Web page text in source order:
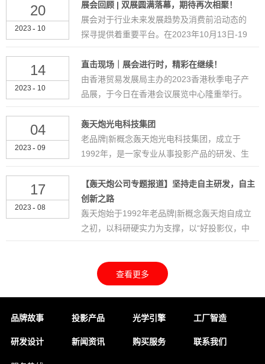
20
2023 - 10
展会回顾 | 双展圆满落幕，期待再次相聚！
展会对于行业未来发展趋势及消费前沿动态的
探寻提供着重要平台。在2023年10月13日-19
会（10/13-16）及第1...
14
2023 - 10
直击现场｜展会进行时，精彩在继续！
由香港贸易发展局主办的2023香港秋季电子产
品展，于今日在香港会议展览中心隆重举行。
展会香港会议展览中心人潮涌动，汇聚了...
04
2023 - 09
轰天炮光电科技集团
老品牌|新概念轰天炮光电科技集团，成立于
1992年，是一家专业从事投影产品的研发、生
炮在江西和苏州拥有两个生产基地，在上...
17
2023 - 08
【轰天炮公司专题报道】坚持走自主研发，自主
创新之路
轰天炮始于1992年老品牌|新概念轰天炮自成立
之初，以科研硬实力为支撑，以“好投影仪，中
品牌故事 投影产品 光学引擎 工厂智造
研发设计 新闻资讯 购买服务 联系我们